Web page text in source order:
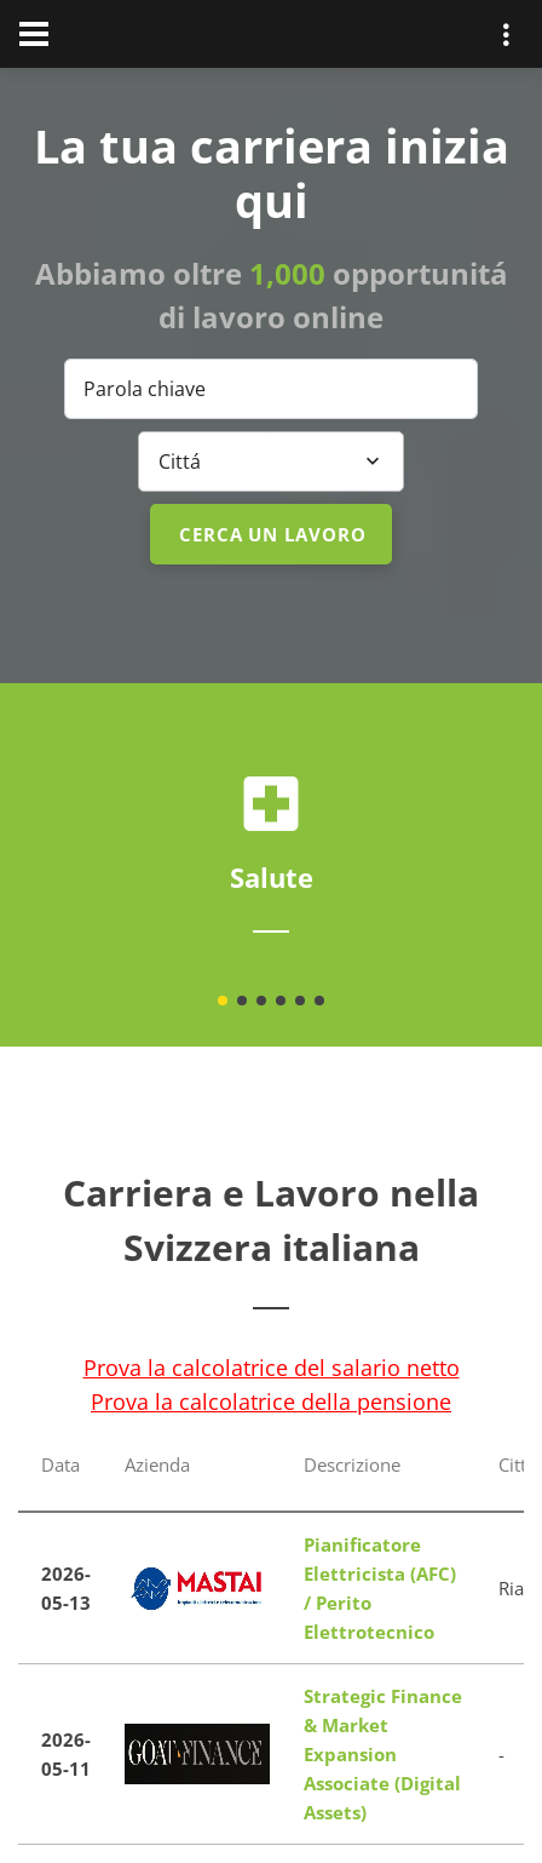
La tua carriera inizia
qui
Abbiamo oltre 1,000 opportunitá
di lavoro online
Parola chiave
Cittá
Salute
Carriera e Lavoro nella
Svizzera italiana
Prova la calcolatrice del salario netto
Prova la calcolatrice della pensione
Data Azienda Descrizione Cittá
2026-
05-13
Pianificatore
Elettricista (AFC)
/ Perito
Elettrotecnico
2026-
05-11
Strategic Finance
& Market
Expansion
Associate (Digital
Assets)
-